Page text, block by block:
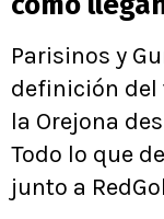
Parisinos y
definición del
la Orejona
Todo lo que
junto a